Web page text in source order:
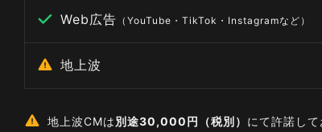
Web広告 （YouTube・TikTok・Instagramなど）
地上波
地上波CMは別途30,000円（税別） にて許諾し